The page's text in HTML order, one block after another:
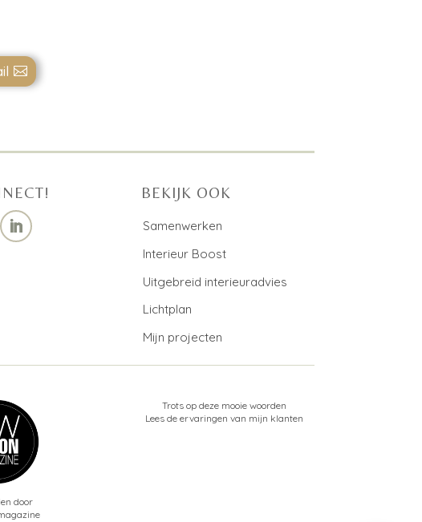
BEKIJK OOK
Samenwerken
Interieur Boost
Uitgebreid interieuradvies
Lichtplan
Mijn projecten
door
Trots op deze mooie woorden
Lees de ervaringen van mijn klanten